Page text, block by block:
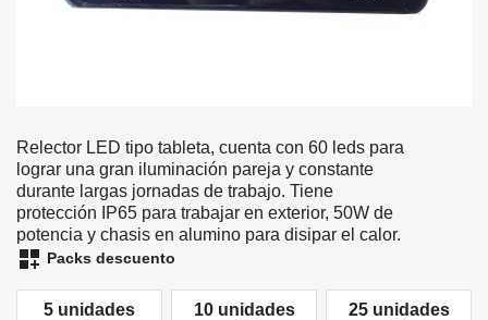
Relector LED tipo tableta, cuenta con 60 leds para
lograr una gran iluminación pareja y constante
durante largas jornadas de trabajo. Tiene
protección IP65 para trabajar en exterior, 50W de
potencia y chasis en alumino para disipar el calor.
dashboard_customize Packs descuento
5 unidades
10 unidades
25 unidades